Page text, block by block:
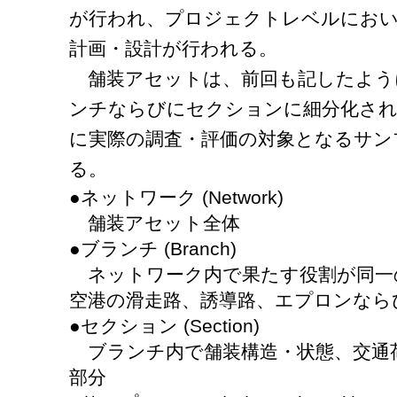
が行われ、プロジェクトレベルにお
計画・設計が行われる。
舗装アセットは、前回も記したよ
ンチならびにセクションに細分化さ
に実際の調査・評価の対象となるサ
る。
●ネットワーク (Network)
舗装アセット全体
●ブランチ (Branch)
ネットワーク内で果たす役割が同
空港の滑走路、誘導路、エプロンな
●セクション (Section)
ブランチ内で舗装構造・状態、交
部分